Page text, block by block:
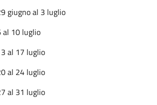
giugno al 3 luglio
al 10 luglio
al 17 luglio
al 24 luglio
al 31 luglio